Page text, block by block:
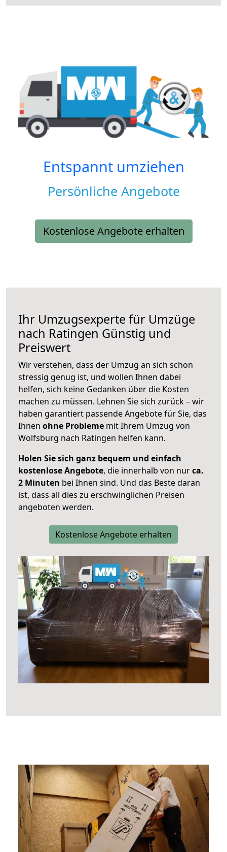
Entspannt umziehen
Persönliche Angebote
Kostenlose Angebote erhalten
Ihr Umzugsexperte für Umzüge
nach Ratingen Günstig und
Preiswert
Wir verstehen, dass der Umzug an sich schon
stressig genug ist, und wollen Ihnen dabei
helfen, sich keine Gedanken über die Kosten
machen zu müssen. Lehnen Sie sich zurück – wir
haben garantiert passende Angebote für Sie, das
Ihnen ohne Probleme mit Ihrem Umzug von
Wolfsburg nach Ratingen helfen kann.
Holen Sie sich ganz bequem und einfach
kostenlose Angebote, die innerhalb von nurca.
2 Minuten bei Ihnen sind. Und das Beste daran
ist, dass all dies zu erschwinglichen Preisen
angeboten werden.
Kostenlose Angebote erhalten